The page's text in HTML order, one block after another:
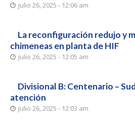
julio 26, 2025 - 12:06 am
La reconfiguración redujo y
chimeneas en planta de HIF
julio 26, 2025 - 12:05 am
Divisional B: Centenario –
atención
julio 26, 2025 - 12:03 am